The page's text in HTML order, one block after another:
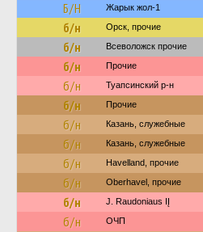
Б/Н Жарык жол-1
б/н Орск, прочие
б/н Всеволожск прочие
б/н Прочие
б/н Туапсинский р-н
б/н Прочие
б/н Казань, служебные
б/н Казань, служебные
б/н Havelland, прочие
б/н Oberhavel, прочие
б/н J. Raudoniaus IĮ
б/н ОЧП